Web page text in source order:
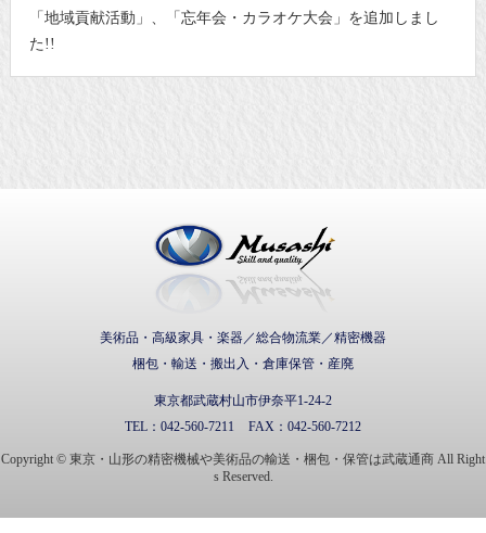
「地域貢献活動」、「忘年会・カラオケ大会」を追加しまし
た!!
美術品・高級家具・楽器／総合物流業／精密機器
梱包・輸送・搬出入・倉庫保管・産廃
東京都武蔵村山市伊奈平1-24-2
TEL： 042-560-7211 FAX： 042-560-7212
Copyright © 東京・山形の精密機械や美術品の輸送・梱包・保管は武蔵通商 All Right
s Reserved.